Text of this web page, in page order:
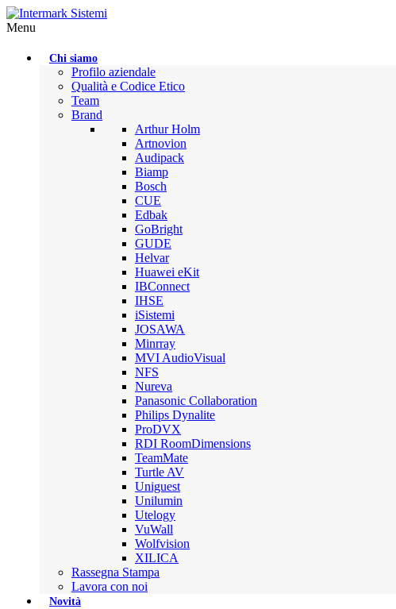
Menu
Chi siamo
Profilo aziendale
Qualità e Codice Etico
Team
Brand
Arthur Holm
Artnovion
Audipack
Biamp
Bosch
CUE
Edbak
GoBright
GUDE
Helvar
Huawei eKit
IBConnect
IHSE
iSistemi
JOSAWA
Minrray
MVI AudioVisual
NFS
Nureva
Panasonic Collaboration
Philips Dynalite
ProDVX
RDI RoomDimensions
TeamMate
Turtle AV
Uniguest
Unilumin
Utelogy
VuWall
Wolfvision
XILICA
Rassegna Stampa
Lavora con noi
Novità